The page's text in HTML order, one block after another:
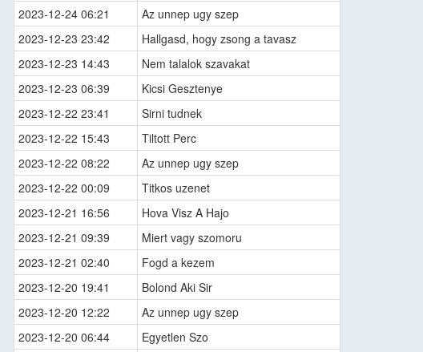
2023-12-24 06:21
Az unnep ugy szep
2023-12-23 23:42
Hallgasd, hogy zsong a tavasz
2023-12-23 14:43
Nem talalok szavakat
2023-12-23 06:39
Kicsi Gesztenye
2023-12-22 23:41
Sirni tudnek
2023-12-22 15:43
Tiltott Perc
2023-12-22 08:22
Az unnep ugy szep
2023-12-22 00:09
Titkos uzenet
2023-12-21 16:56
Hova Visz A Hajo
2023-12-21 09:39
Miert vagy szomoru
2023-12-21 02:40
Fogd a kezem
2023-12-20 19:41
Bolond Aki Sir
2023-12-20 12:22
Az unnep ugy szep
2023-12-20 06:44
Egyetlen Szo